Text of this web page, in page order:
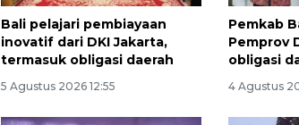
Bali pelajari pembiayaan
inovatif dari DKI Jakarta,
termasuk obligasi daerah
5 Agustus 2026 12:55
Pemkab
Pemprov
obligasi
4 Agustus
2026-08-06 06:30:00